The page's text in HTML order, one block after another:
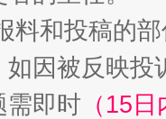
料和投稿的
因被反映
需即时 （15